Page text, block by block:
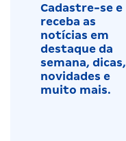
Cadastre-se e
receba as
notícias em
destaque da
semana, dicas,
novidades e
muito mais.